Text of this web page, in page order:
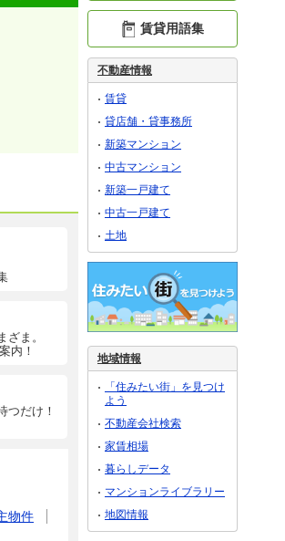
ま。
内！
つだけ！
物件
賃貸用語集
不動産情報
賃貸
貸店舗・貸事務所
新築マンション
中古マンション
新築一戸建て
中古一戸建て
土地
地域情報
「住みたい街」を見つけ
よう
不動産会社検索
家賃相場
暮らしデータ
マンションライブラリー
地図情報